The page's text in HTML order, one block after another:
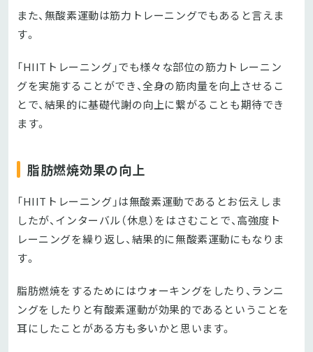
また、無酸素運動は筋力トレーニングでもあると言えま
す。
「HIITトレーニング」でも様々な部位の筋力トレーニン
グを実施することができ、全身の筋肉量を向上させるこ
とで、結果的に基礎代謝の向上に繋がることも期待でき
ます。
脂肪燃焼効果の向上
「HIITトレーニング」は無酸素運動であるとお伝えしま
したが、インターバル（休息）をはさむことで、高強度ト
レーニングを繰り返し、結果的に無酸素運動にもなりま
す。
脂肪燃焼をするためにはウォーキングをしたり、ランニ
ングをしたりと有酸素運動が効果的であるということを
耳にしたことがある方も多いかと思います。